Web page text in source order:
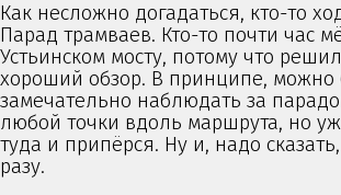
Как несложно догадаться, кто-то
Парад трамваев. Кто-то почти час
Устьинском мосту, потому что
хороший обзор. В принципе, можно
замечательно наблюдать за
любой точки вдоль маршрута, но
туда и припёрся. Ну и, надо
разу.